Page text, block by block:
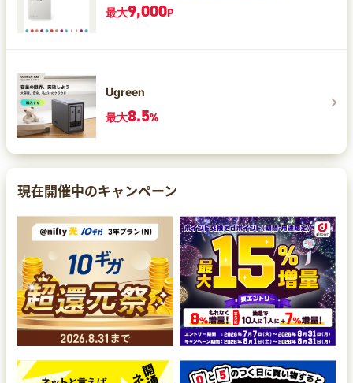
最大9,000P
Ugreen
最大8.5%
現在開催中のキャンペーン